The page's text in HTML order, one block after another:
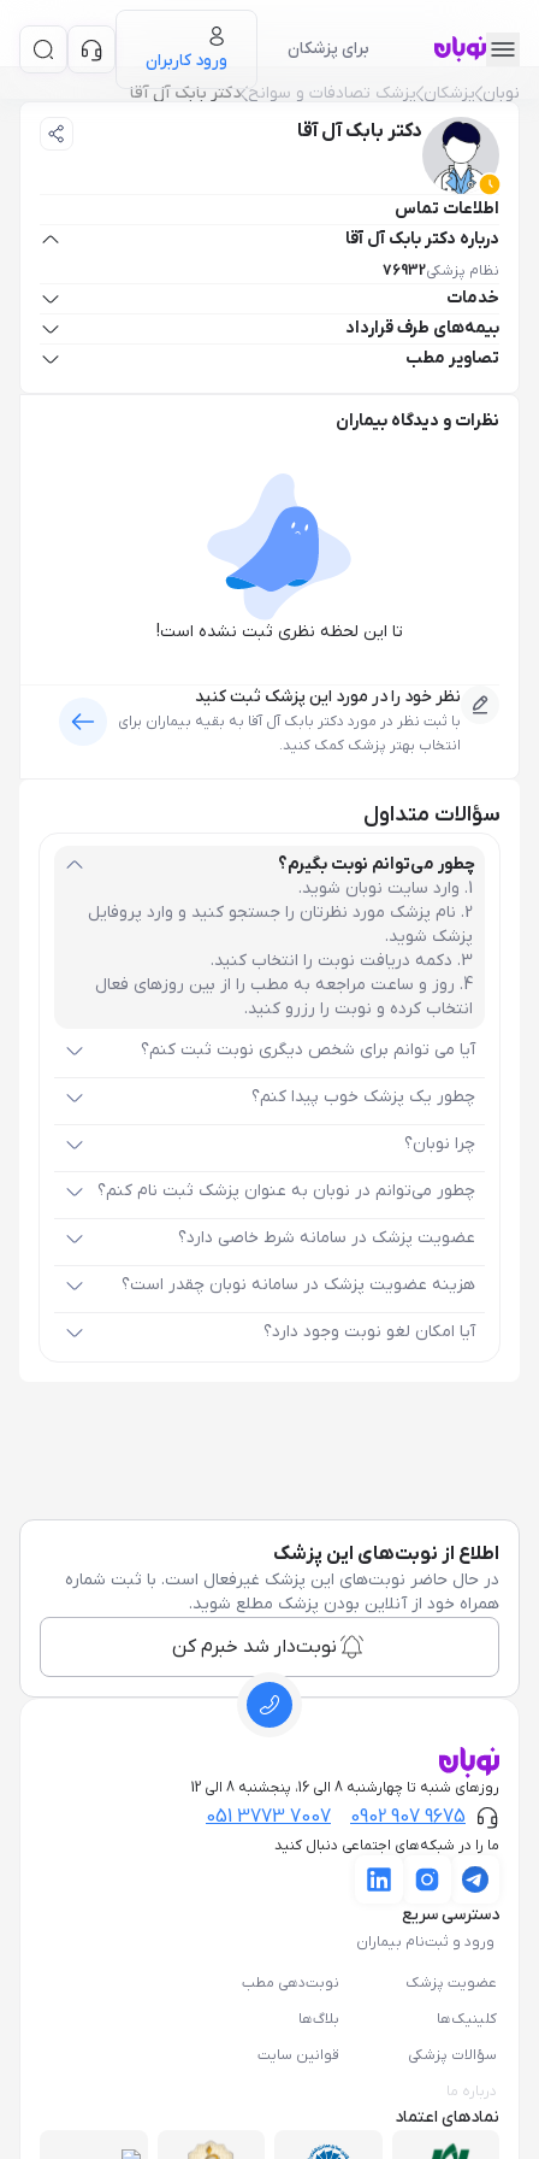
برای پزشکان
ورود کاربران
نوبان پزشکان پزشک تصادفات و سوانح دکتر بابک آل آقا
دکتر بابک آل آقا
اطلاعات تماس
درباره دکتر بابک آل آقا
نظام پزشکی76932
خدمات
بیمه‌های طرف قرارداد
تصاویر مطب
نظرات و دیدگاه بیماران
تا این لحظه نظری ثبت نشده است!
نظر خود را در مورد این پزشک ثبت کنید
با ثبت نظر در مورد دکتر بابک آل آقا به بقیه بیماران برای
انتخاب بهتر پزشک کمک کنید.
سؤالات متداول
چطور می‌توانم نوبت بگیرم؟
وارد سایت نوبان شوید.
نام پزشک مورد نظرتان را جستجو کنید و وارد پروفایل
پزشک شوید.
دکمه دریافت نوبت را انتخاب کنید.
روز و ساعت مراجعه به مطب را از بین روزهای فعال
انتخاب کرده و نوبت را رزرو کنید.
آیا می توانم برای شخص دیگری نوبت ثبت کنم؟
چطور یک پزشک خوب پیدا کنم؟
چرا نوبان؟
چطور می‌توانم در نوبان به عنوان پزشک ثبت نام کنم؟
عضویت پزشک در سامانه شرط خاصی دارد؟
هزینه عضویت پزشک در سامانه نوبان چقدر است؟
آیا امکان لغو نوبت وجود دارد؟
اطلاع از نوبت‌های این پزشک
در حال حاضر نوبت‌های این پزشک غیرفعال است. با ثبت شماره
همراه خود از آنلاین بودن پزشک مطلع شوید.
نوبت‌دار شد خبرم کن
روزهای شنبه تا چهارشنبه 8 الی 16، پنجشنبه 8 الی 12
0902 907 9675
051 3773 7007
ما را در شبکه‌های اجتماعی دنبال کنید
دسترسی سریع
ورود و ثبت‌نام بیماران
عضویت پزشک
نوبت‌دهی مطب
کلینیک‌ها
بلاگ‌ها
سؤالات پزشکی
قوانین سایت
درباره ما
نمادهای اعتماد